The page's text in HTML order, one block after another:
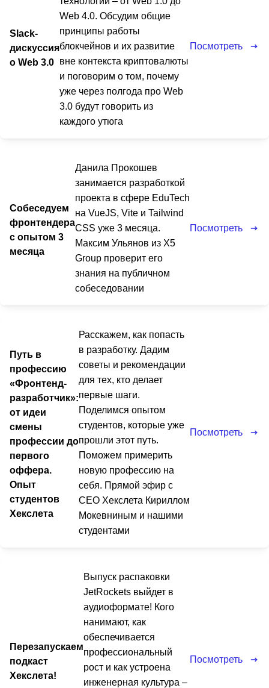
Slack-
дискуссия
о Web 3.0
Web 4.0. Обсудим общие
принципы работы
блокчейнов и их развитие
вне контекста криптовалюты
и поговорим о том, почему
уже через полгода про Web
3.0 будут говорить из
каждого утюга
Посмотреть
Собеседуем
фронтендера
с опытом 3
месяца
Данила Прокошев
занимается разработкой
проекта в сфере EduTech
на VueJS, Vite и Tailwind
CSS уже 3 месяца.
Максим Ульянов из X5
Group проверит его
знания на публичном
собеседовании
Посмотреть
Путь в
профессию
«Фронтенд-
разработчик»:
от идеи
смены
профессии до
первого
оффера.
Опыт
студентов
Хекслета
Расскажем, как попасть
в разработку. Дадим
советы и рекомендации
для тех, кто делает
первые шаги.
Поделимся опытом
студентов, которые уже
прошли этот путь.
Поможем примерить
новую профессию на
себя. Прямой эфир с
CEO Хекслета Кириллом
Мокевниным и нашими
студентами
Посмотреть
Перезапускаем
подкаст
Хекслета!
Выпуск распаковки
JetRockets выйдет в
аудиоформате! Кого
нанимают, как
обеспечивается
профессиональный
рост и как устроена
инженерная культура –
Посмотреть